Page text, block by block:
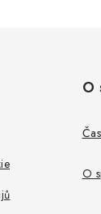
O
O